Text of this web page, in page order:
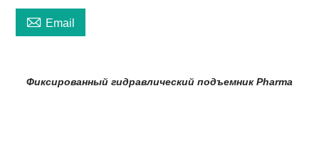
 Email
Фиксированный гидравлический подъемник Pharma